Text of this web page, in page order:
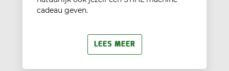
cadeau geven.
LEES MEER